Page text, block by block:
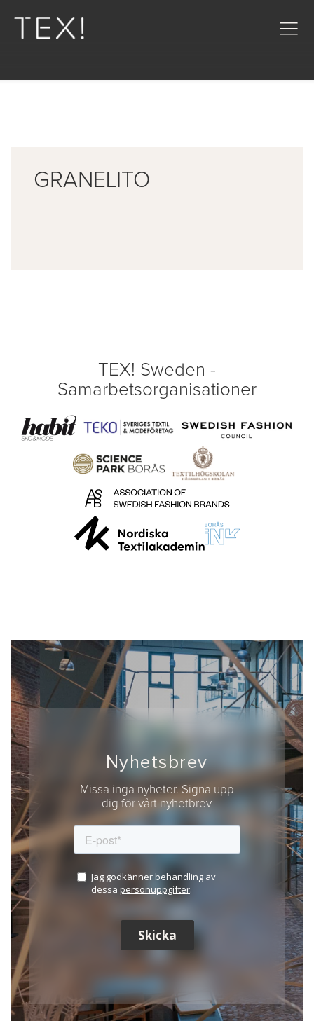
GRANELITO
TEX! Sweden -
Samarbetsorganisationer
Nyhetsbrev
Missa inga nyheter. Signa upp
dig för vårt nyhetbrev